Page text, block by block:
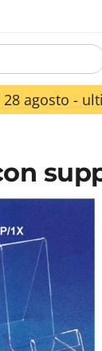
agosto -